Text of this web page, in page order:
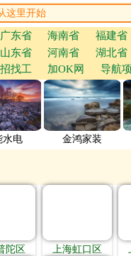
广东省 海南省 福建省
山东省 河南省 湖北省
招找工 加OK网 导航项
水电 金鸿家装
陀区 上海虹口区